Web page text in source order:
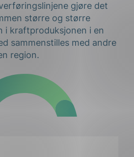
gjøre det
større og større
i kraftproduksjonen i en
sammenstilles med andre
region.